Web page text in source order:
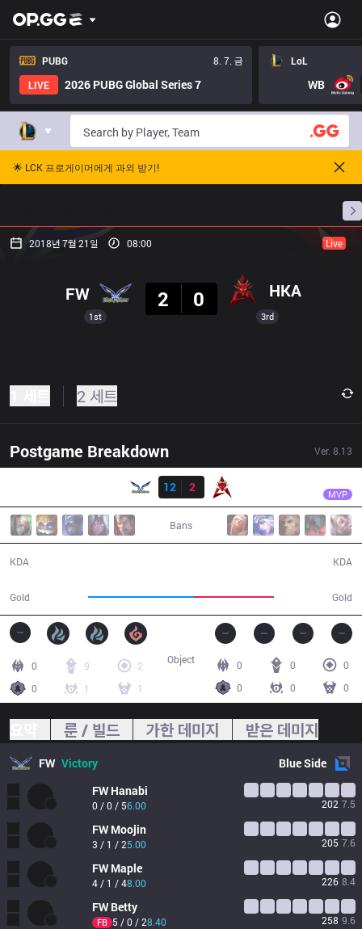
PUBG
8. 7. 금
LIVE
2026 PUBG Global Series 7
LoL
WB
🌟 LCK 프로게이머에게 과외 받기!
프로빌
2018년 7월 21일 08:00 Live
1st
FW
2
0 HKA
3rd
2 세트
Postgame Breakdown Ver. 8.13
12
2 MVP
Bans
KDA
Gold Gold
KDA
0 9
2
0
1 1
0 0
0
0
0 0
Object
룬 / 빌드 가한 데미지 받은 데미지
FW Victory BlueSide
FW Hanabi
0 / 0 / 56.00 202 7.5
FW Moojin
3 / 1 / 25.00 205 7.6
FW Maple
4 / 1 / 48.00 226 8.4
FW Betty
FB 5 / 0 / 28.40 258 9.6